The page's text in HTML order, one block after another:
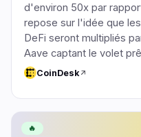
d'environ 50x par
repose sur l'idée que
DeFi seront multipliés
Aave captant le volet
CoinDesk
🔥